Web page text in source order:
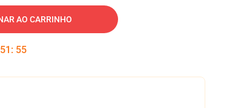
AO CARRINHO
51 : 54